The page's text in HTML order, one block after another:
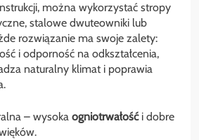
można wykorzystać stropy
stalowe dwuteowniki lub
rozwiązanie ma swoje zalety:
i odporność na odkształcenia,
naturalny klimat i poprawia
– wysoka ogniotrwałośći dobre